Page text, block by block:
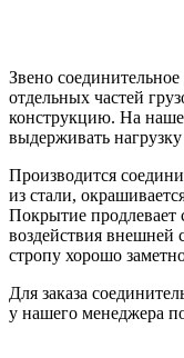
Звено
отдельных частей
конструкцию. На
выдерживать нагрузку
Производится
из стали,
Покрытие продлевает
воздействия внешней
стропу хорошо
Для заказа
у нашего менеджера